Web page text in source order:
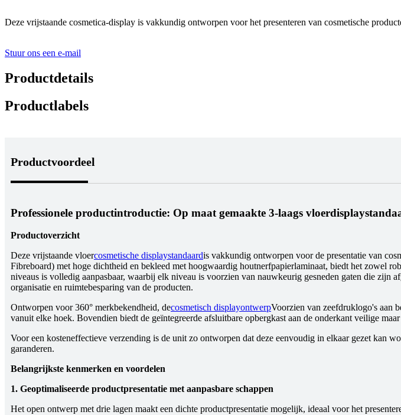
Deze vrijstaande cosmetica-display is vakkundig ontworpen voor het presenteren van cosmetische
Stuur ons een e-mail
Productdetails
Productlabels
Productvoordeel
Professionele productintroductie: Op maat gemaakte 3-laags
Productoverzicht
Deze vrijstaande vloercosmetische displaystandaardis vakkundig ontworpen voor de presentatie van
Fibreboard) met hoge dichtheid en bekleed met hoogwaardig houtnerfpapierlaminaat, biedt het zowel
niveaus is volledig aanpasbaar, waarbij elk niveau is voorzien van nauwkeurig gesneden gaten die
organisatie en ruimtebesparing van de producten.
Ontworpen voor 360° merkbekendheid, decosmetisch displayontwerpVoorzien van zeefdruklogo's aan
vanuit elke hoek. Bovendien biedt de geïntegreerde afsluitbare opbergkast aan de onderkant veilige
Voor een kosteneffectieve verzending is de unit zo ontworpen dat deze eenvoudig in elkaar gezet kan
garanderen.
Belangrijkste kenmerken en voordelen
1. Geoptimaliseerde productpresentatie met aanpasbare schappen
Het open ontwerp met drie lagen maakt een dichte productpresentatie mogelijk, ideaal voor het